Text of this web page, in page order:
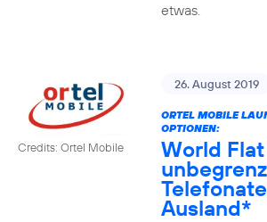
etwas.
Credits: Ortel Mobile
26. August 2019
ORTEL MOBILE
OPTIONEN:
World
Ausland*